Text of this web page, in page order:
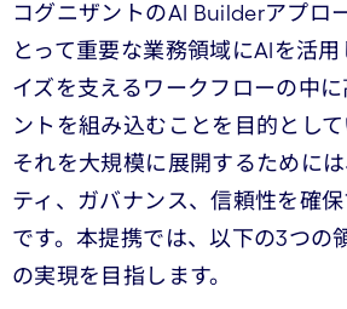
コグニザントのAI Builderアプロ
とって重要な業務領域にAIを活
イズを支えるワークフローの中
ントを組み込むことを目的として
それを大規模に展開するために
ティ、ガバナンス、信頼性を確
です。本提携では、以下の3つの
の実現を目指します。